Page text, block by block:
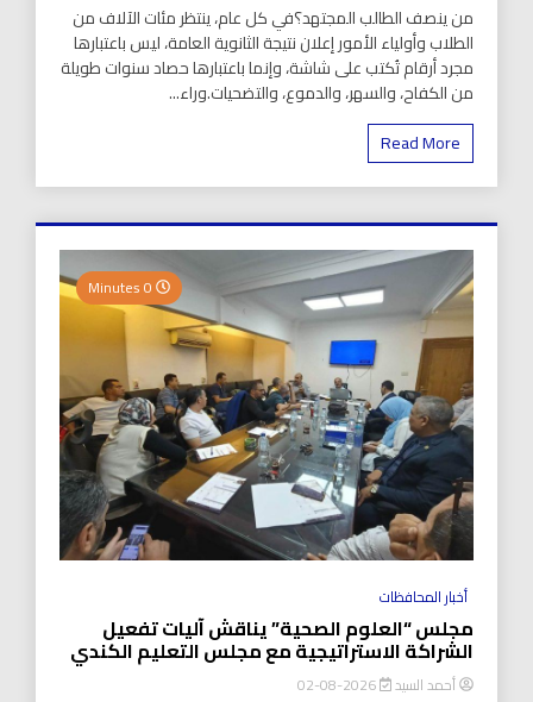
من ينصف الطالب المجتهد؟في كل عام، ينتظر مئات الآلاف من
الطلاب وأولياء الأمور إعلان نتيجة الثانوية العامة، ليس باعتبارها
مجرد أرقام تُكتب على شاشة، وإنما باعتبارها حصاد سنوات طويلة
من الكفاح، والسهر، والدموع، والتضحيات.وراء...
Read More
أخبار المحافظات
مجلس “العلوم الصحية” يناقش آليات تفعيل
الشراكة الاستراتيجية مع مجلس التعليم الكندي
أحمد السيد 2026-08-02